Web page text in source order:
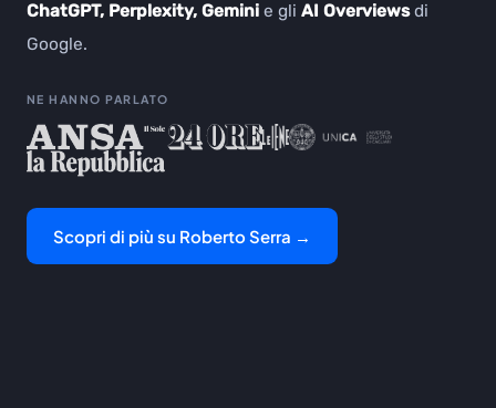
ChatGPT, Perplexity, Gemini e gli AI Overviewsdi
Google.
NE HANNO PARLATO
Scopri di più su Roberto Serra →